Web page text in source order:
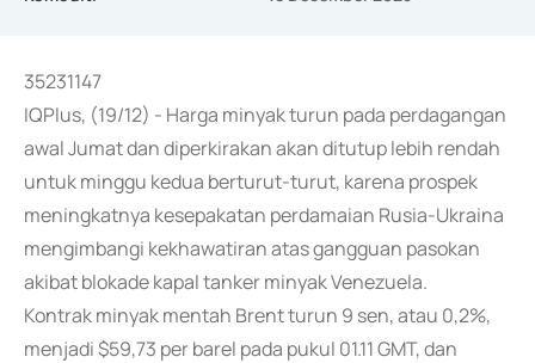
35231147
IQPlus, (19/12) - Harga minyak turun pada perdagangan
awal Jumat dan diperkirakan akan ditutup lebih rendah
untuk minggu kedua berturut-turut, karena prospek
meningkatnya kesepakatan perdamaian Rusia-Ukraina
mengimbangi kekhawatiran atas gangguan pasokan
akibat blokade kapal tanker minyak Venezuela.
Kontrak minyak mentah Brent turun 9 sen, atau 0,2%,
menjadi $59,73 per barel pada pukul 01.11 GMT, dan